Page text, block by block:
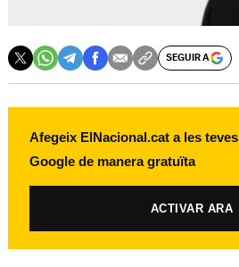
SEGUIR A
Afegeix ElNacional.cat a les
Google de manera gratuïta
ACTIVAR ARA